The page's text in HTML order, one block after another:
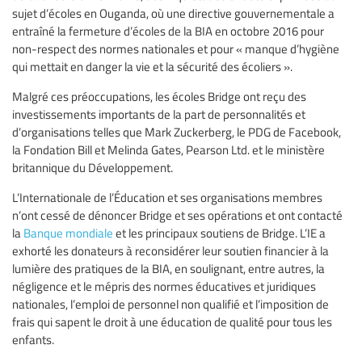
sujet d’écoles en Ouganda, où une directive gouvernementale a
entraîné la fermeture d’écoles de la BIA en octobre 2016 pour
non-respect des normes nationales et pour « manque d’hygiène
qui mettait en danger la vie et la sécurité des écoliers ».
Malgré ces préoccupations, les écoles Bridge ont reçu des
investissements importants de la part de personnalités et
d’organisations telles que Mark Zuckerberg, le PDG de Facebook,
la Fondation Bill et Melinda Gates, Pearson Ltd. et le ministère
britannique du Développement.
L’Internationale de l’Éducation et ses organisations membres
n’ont cessé de dénoncer Bridge et ses opérations et ont contacté
la Banque mondiale et les principaux soutiens de Bridge. L’IE a
exhorté les donateurs à reconsidérer leur soutien financier à la
lumière des pratiques de la BIA, en soulignant, entre autres, la
négligence et le mépris des normes éducatives et juridiques
nationales, l’emploi de personnel non qualifié et l’imposition de
frais qui sapent le droit à une éducation de qualité pour tous les
enfants.